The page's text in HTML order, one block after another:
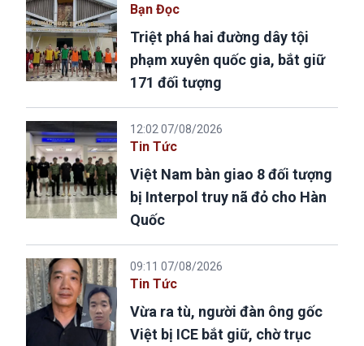
Bạn Đọc
Triệt phá hai đường dây tội
phạm xuyên quốc gia, bắt giữ
171 đối tượng
12:02 07/08/2026
Tin Tức
Việt Nam bàn giao 8 đối tượng
bị Interpol truy nã đỏ cho Hàn
Quốc
09:11 07/08/2026
Tin Tức
Vừa ra tù, người đàn ông gốc
Việt bị ICE bắt giữ, chờ trục